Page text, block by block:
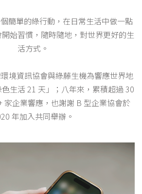
簡單的綠行動，在日常生活中做一點
始習慣，隨時隨地，對世界更好的生
活方式。
境資訊協會與綠藤生機為響應世界地
生活 21 天」；八年來，累積超過 30
家企業響應，也謝謝 B 型企業協會於
年加入共同舉辦。